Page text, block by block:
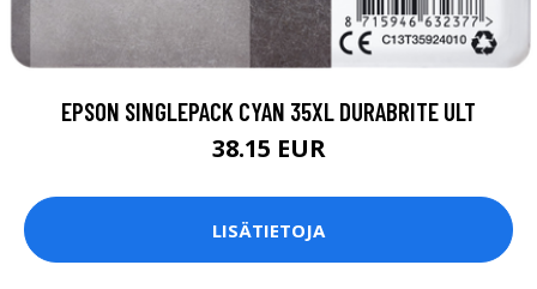
EPSON SINGLEPACK CYAN 35XL DURABRITE ULT
38.15 EUR
LISÄTIETOJA